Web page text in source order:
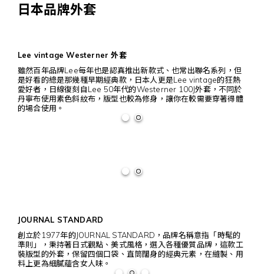
日本品牌外套
Lee vintage Westerner 外套
雖然百年品牌Lee每年也是認真推出新款式、也常出聯名系列，但
是好看的總是那幾種早期經典款，日本人更是Lee vintage的狂熱
愛好者，日線復刻自Lee 50年代的Westerner 100J外套，不同於
丹寧布使用素色斜紋布，版型也較為修身，讓你在較需要穿著得體
的場合使用。
JOURNAL STANDARD
創立於1977年的JOURNAL STANDARD，品牌名稱意指「時髦的
準則」，秉持著日式觀點、美式風格，選入各種優質品牌，這款工
裝版型的外套，保留四個口袋、直筒闊身的經典元素，在縫製、用
料上更為細膩蘊含女人味。